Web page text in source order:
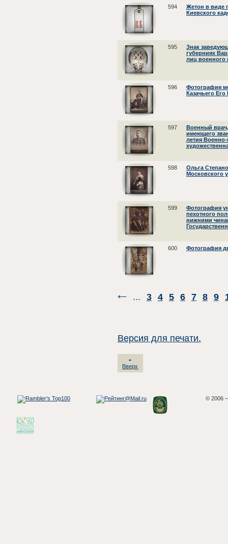
594
Жетон в виде
Киевского
595
Знак
губерниях
лиц военного
596
Фотография
Казачьего
597
Военный
имеющего
летия
598
Ольга
Московского
599
Фотография
пехотного
нижними
600 Фотография
... 3 4 5 6 7 8 9
Версия для печати.
Вверх
© 2006